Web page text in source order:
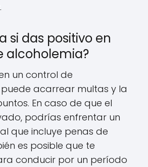
si das positivo en
alcoholemia?
un control de
acarrear multas y la
En caso de que el
podrías enfrentar un
que incluye penas de
es posible que te
conducir por un período